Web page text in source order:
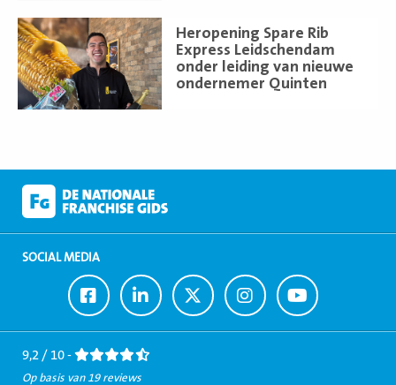
Heropening Spare Rib
Express Leidschendam
onder leiding van nieuwe
ondernemer Quinten
Lees
meer
SOCIAL MEDIA
Ga
naar
Facebook
Ga
naar
LinkedIn
Ga
naar
Twitter
Ga
naar
Instagram
Ga
naar
Youtube
9,2 / 10 -
Op basis van 19 reviews